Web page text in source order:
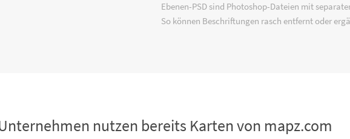
Ebenen-PSD sind Photoshop-Dateien mit
So können Beschriftungen rasch entfernt oder
nutzen bereits Karten von mapz.com